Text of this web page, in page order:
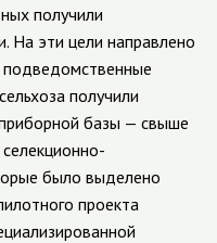
получили
На эти цели направлено
получили
базы — свыше
было выделено
проекта